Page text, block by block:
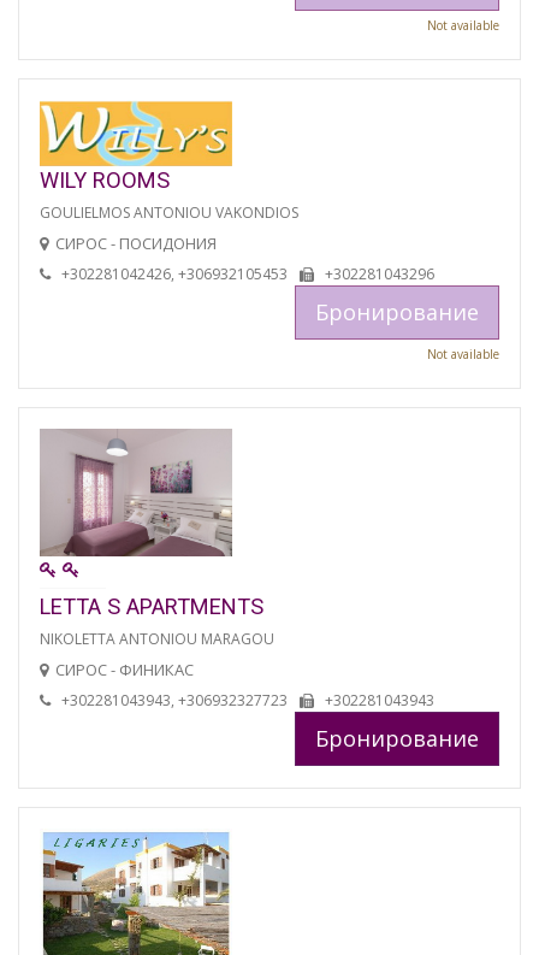
Not available
WILY ROOMS
GOULIELMOS ANTONIOU VAKONDIOS
СИРОС - ПОСИДОНИЯ
+302281042426, +306932105453 +302281043296
Бронирование
Not available
LETTA S APARTMENTS
NIKOLETTA ANTONIOU MARAGOU
СИРОС - ФИНИКАС
+302281043943, +306932327723 +302281043943
Бронирование